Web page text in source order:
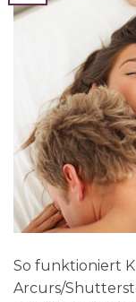
So funktioniert
Arcurs/